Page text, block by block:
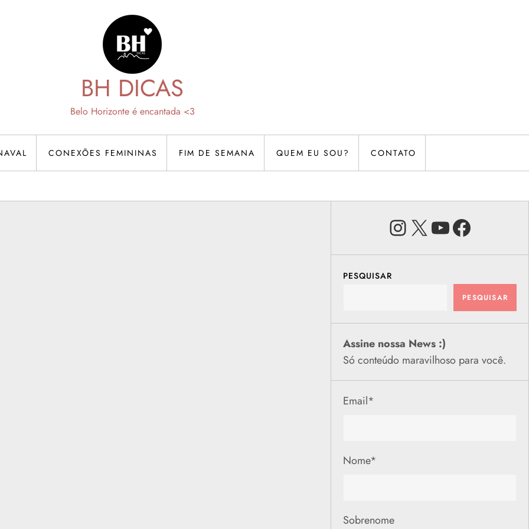
BH DICAS
Belo Horizonte é encantada <3
CONEXÕES FEMININAS FIM DE SEMANA QUEM EU SOU? CONTATO
Instagram
X Youtube
PESQUISAR
PESQUISAR
Assine nossa News :)
Só conteúdo maravilhoso para você.
Email*
Nome*
Sobrenome